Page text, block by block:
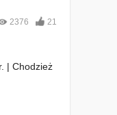
2376 21
| Chodzież